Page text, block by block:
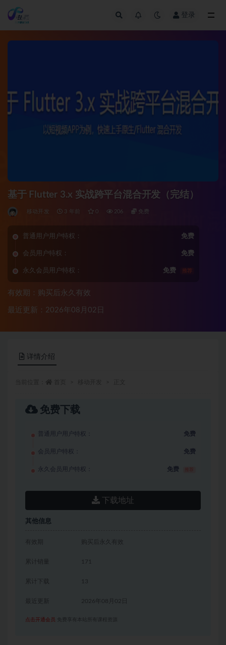
登录
基于 Flutter 3.x 实战跨平台混合开发（完结）
移动开发 3 年前 0 206 免费
普通用户用户特权： 免费
会员用户特权： 免费
永久会员用户特权： 免费 推荐
有效期：购买后永久有效
最近更新：2026年08月02日
详情介绍
免费下载
普通用户用户特权： 免费
会员用户特权： 免费
永久会员用户特权： 免费
下载地址
其他信息
有效期 购买后永久有效
累计销量 171
累计下载 13
2026年08月02日
点击开通会员 免费享有本站所有课程资源